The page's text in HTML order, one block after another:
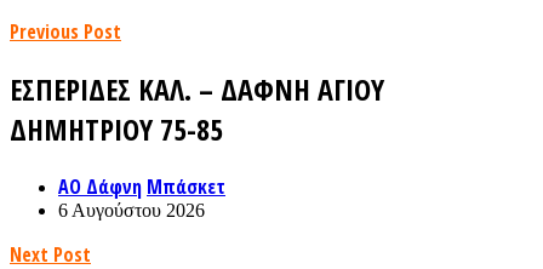
Previous Post
ΕΣΠΕΡΙΔΕΣ ΚΑΛ. – ΔΑΦΝΗ ΑΓΙΟΥ
ΔΗΜΗΤΡΙΟΥ 75-85
ΑΟ Δάφνη Μπάσκετ
6 Αυγούστου 2026
Next Post